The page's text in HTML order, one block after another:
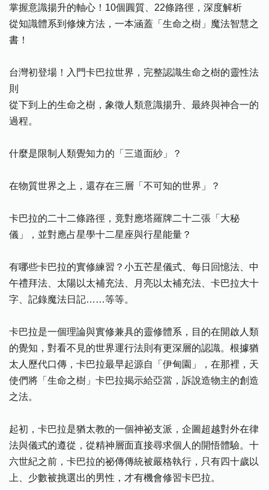
掌握意識揚升的軸心！10個圓質、22條路徑，深度解析
從知識體系到修煉方法，一本涵蓋「生命之樹」魔法智慧之
書！
台灣初登場！入門卡巴拉世界，完整認識生命之樹的靈性法
則
從下到上的生命之樹，象徵人類意識揚升、最終與神合一的
過程。
什麼是限制人類覺知力的「三道面紗」？
在物質世界之上，還存在三層「不可知的世界」？
卡巴拉的二十二條路徑，竟對應塔羅牌二十二張「大秘
儀」，並對應占星學十二星座與行星能量？
有哪些卡巴拉的實修練習？小五芒星儀式、每日回憶法、中
午禮拜法、太陽以太補充法、月亮以太補充法、卡巴拉大十
字、記錄魔法日記……等等。
卡巴拉是一個理論與實修兼具的靈修體系，目的在開啟人類
的覺知，對看不見的世界運行法則有更深層的認識。根據猶
太人歷代口傳，卡巴拉最早起源自「伊甸園」，在那裡，天
使們將「生命之樹」卡巴拉揭示給亞當，訴說造物主的創造
之法。
起初，卡巴拉是猶太教的一個神祕支派，企圖超越對外在律
法與儀式的遵從，從精神層面直接尋求個人的開悟體驗。十
六世紀之前，卡巴拉的祕傳傳統被嚴格執行，只有四十歲以
上、少數被挑選出的男性，才有機會修習卡巴拉。